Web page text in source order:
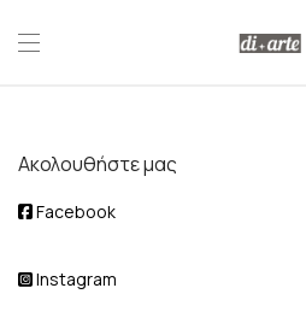
Ακολουθήστε μας
Facebook
Instagram